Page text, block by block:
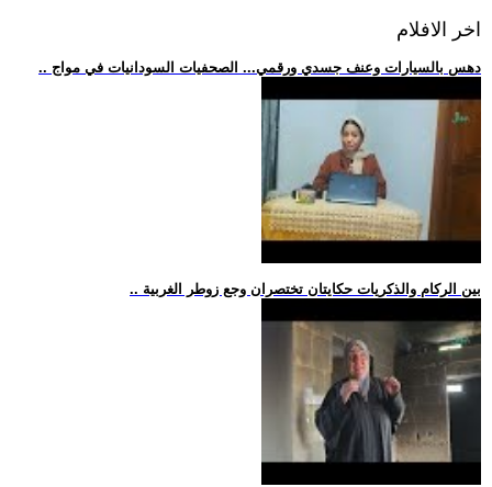
اخر الافلام
.. دهس بالسيارات وعنف جسدي ورقمي... الصحفيات السودانيات في مواج
.. بين الركام والذكريات حكايتان تختصران وجع زوطر الغربية